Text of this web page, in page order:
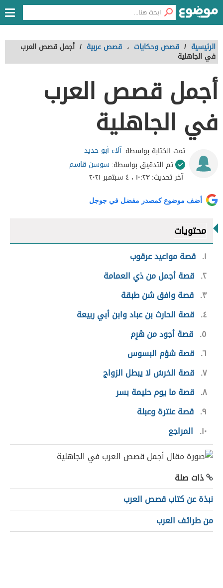
الرئيسية / قصص وحكايات ، قصص عربية / أجمل قصص العرب
في الجاهلية
أجمل قصص العرب
في الجاهلية
تمت الكتابة بواسطة:آلاء أبو حديد
تم التدقيق بواسطة:سوسن قاسم
آخر تحديث:١٠:٢٣ ، ٤ سبتمبر ٢٠٢١
أضف موضوع كمصدر مفضل في جوجل
محتويات
١ قصة مواعيد عرقوب
٢ قصة أجمل من ذي العمامة
٣ قصة وافق شن طبقة
٤ قصة الحارث بن عباد وابن أبي ربيعة
٥ قصة أجود من هَرِم
٦ قصة شؤم البسوس
٧ قصة الخرسُ لا يبطل الزواج
٨ قصة ما يوم حليمة بسر
٩ قصة عنترة وعبلة
١٠
المراجع
ذات صلة
نبذة عن كتاب قصص العرب
من طرائف العرب